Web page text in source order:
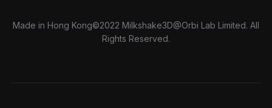
Made in Hong Kong©2022 Milkshake3D@Orbi Lab Limited. All
Rights Reserved.